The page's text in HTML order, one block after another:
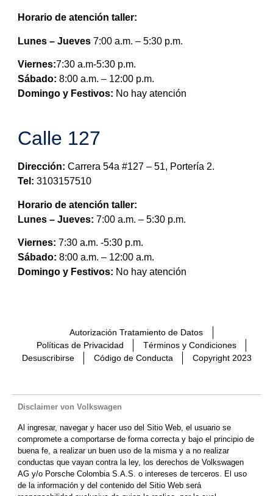
Horario de atención taller:
Lunes – Jueves7:00 a.m. – 5:30 p.m.
Viernes:7:30 a.m-5:30 p.m.
Sábado: 8:00 a.m. – 12:00 p.m.
Domingo y Festivos: No hay atención
Calle 127
Dirección: Carrera 54a #127 – 51, Portería 2.
Tel: 3103157510
Horario de atención taller:
Lunes – Jueves: 7:00 a.m. – 5:30 p.m.
Viernes: 7:30 a.m. -5:30 p.m.
Sábado: 8:00 a.m. – 12:00 a.m.
Domingo y Festivos: No hay atención
Autorización Tratamiento de Datos
Políticas de Privacidad
Términos y Condiciones
Desuscribirse
Código de Conducta Copyright 2023
Disclaimer von Volkswagen
Al ingresar, navegar y hacer uso del Sitio Web, el usuario se
compromete a comportarse de forma correcta y bajo el principio de
buena fe, a realizar un buen uso de la misma y a no realizar
conductas que vayan contra la ley, los derechos de Volkswagen
AG y/o Porsche Colombia S.A.S. o intereses de terceros. El uso
de la información y del contenido del Sitio Web será